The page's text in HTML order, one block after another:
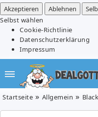
Akzeptieren
Ablehnen
Selbst wählen
Cookie-Richtlinie
Datenschutzerklärung
Impressum
Startseite Allgemein Black Week Gearbest: